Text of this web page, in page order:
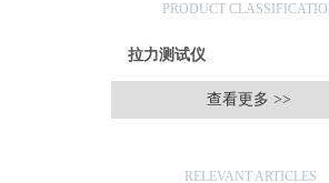
PRODUCT
拉力测试仪
查看更多 >>
RELEVANT ARTICLES